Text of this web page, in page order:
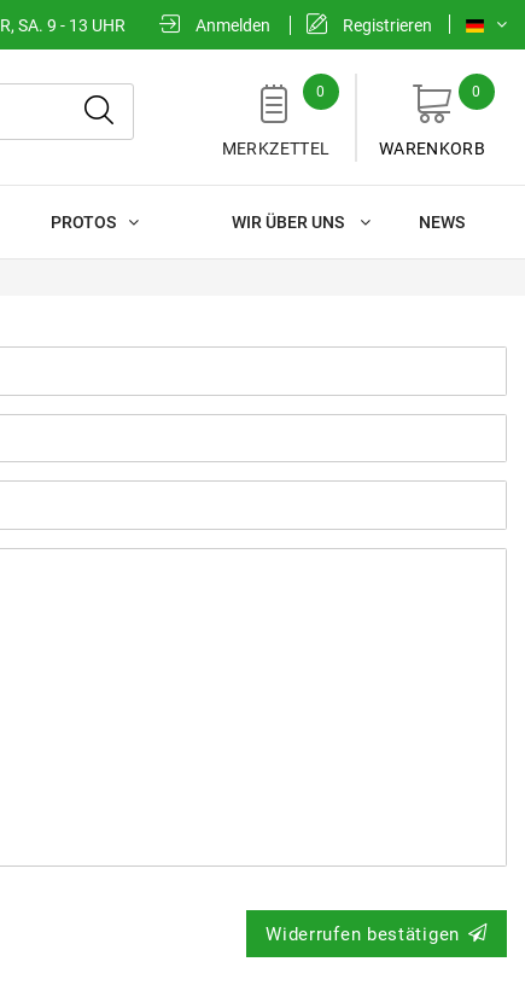
SA. 9 - 13 UHR Anmelden Registrieren
0
MERKZETTEL
0
WARENKORB
PROTOS NEWS
WIR ÜBER UNS
Widerrufen bestätigen